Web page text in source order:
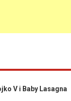
V i Baby Lasagna